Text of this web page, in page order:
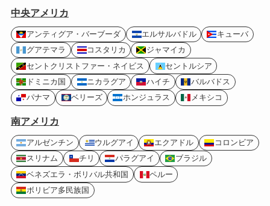
中央アメリカ
アンティグア・バーブーダ エルサルバドル
キューバ
グアテマラ
コスタリカ
ジャマイカ
セントクリストファー・ネイビス
セントルシア
ドミニカ国
ニカラグア ハイチ
バルバドス
パナマ
ベリーズ ホンジュラス メキシコ
南アメリカ
アルゼンチン ウルグアイ エクアドル
コロンビア
スリナム
チリ パラグアイ
ブラジル
ベネズエラ・ボリバル共和国
ペルー
ボリビア多民族国